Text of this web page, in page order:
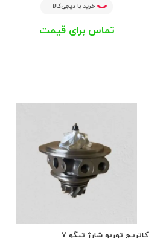
خرید با دیجی‌کالا
تماس برای قیمت
کاتریج توربو شارژ تیگو 7